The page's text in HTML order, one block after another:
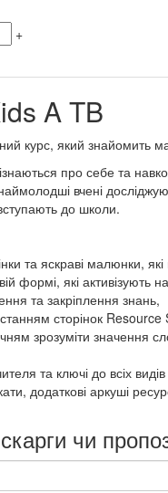
+
A TB
курс, який знайомить
про себе та
вчені
до школи.
та яскраві малюнки,
формі, які активізують
та закріплення знань,
сторінок Resource
зрозуміти значення
та ключі до всіх видів
додаткові аркуші
чи